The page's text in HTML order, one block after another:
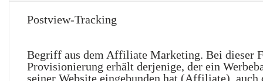
Postview-Tracking
Begriff aus dem Affiliate Marketing. Bei dieser
Provisionierung erhält derjenige, der ein
seiner Website eingebunden hat (Affiliate), auch